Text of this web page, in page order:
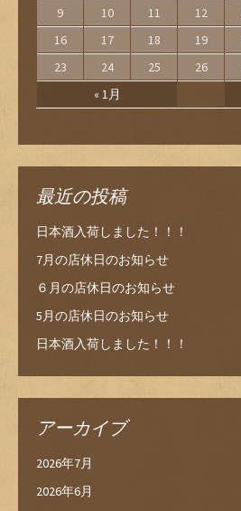
« 1月
9
10 11 12
16
17 18 19
23
24 25 26
最近の投稿
日本酒入荷しました！！！
7月の店休日のお知らせ
６月の店休日のお知らせ
5月の店休日のお知らせ
日本酒入荷しました！！！
アーカイブ
2026年7月
2026年6月